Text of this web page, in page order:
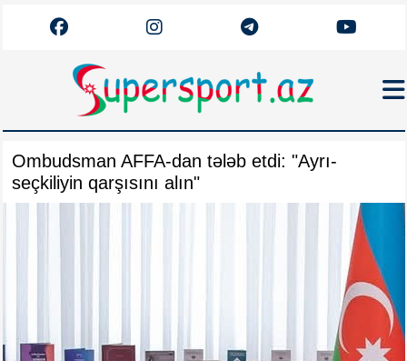
Əlaqə
Arxiv
Superliqa
Ombudsman AFFA-dan tələb etdi: "Ayrı-
seçkiliyin qarşısını alın"